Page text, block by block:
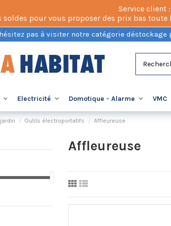
Service client :
soldes pour vous proposer des prix bas
pas à visiter notre catégorie déstockage
Electricité Domotique - Alarme VMC
Outils électroportatifs Affleureuse
Affleureuse